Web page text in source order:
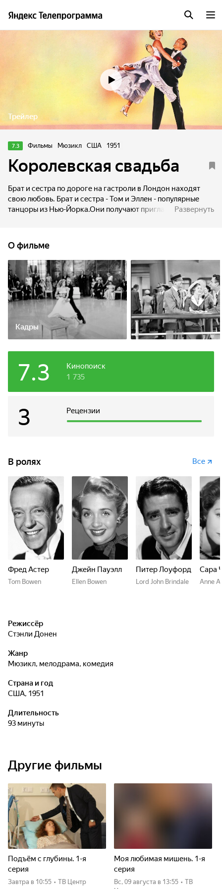
Трейлер
7.3 Фильмы Мюзикл США 1951
Королевская свадьба
Брат и сестра по дороге на гастроли в Лондон находят
свою любовь. Брат и сестра - Том и Эллен - популярные
танцоры из Нью-Йорка.Они получают приглашение на
- с талантливой танцовщицей...
Развернуть
О фильме
Кадры
Кинопоиск
7.3 1 735
Рецензии
3
В ролях Все
Фред Астер
Tom Bowen
Джейн Пауэлл
Ellen Bowen
Питер Лоуфорд
Lord John Brindale
Сара
Anne
Режиссёр
Стэнли Донен
Жанр
мюзикл, мелодрама, комедия
Страна и год
США, 1951
Длительность
93 минуты
Другие фильмы
Подъём с глубины. 1-я
серия
Завтра в 10:55 • ТВ Центр
Моя любимая мишень. 1-я
серия
вс, 09 августа в 13:55 • ТВ